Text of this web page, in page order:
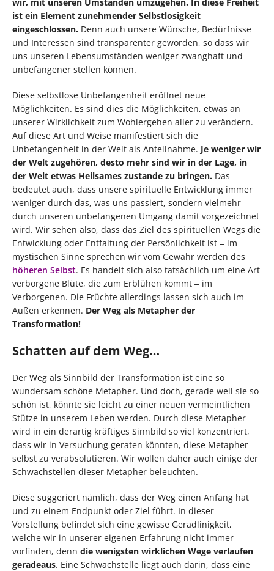
ist ein Element zunehmender Selbstlosigkeit
eingeschlossen. Denn auch unsere Wünsche, Bedürfnisse
und Interessen sind transparenter geworden, so dass wir
uns unseren Lebensumständen weniger zwanghaft und
unbefangener stellen können.
Diese selbstlose Unbefangenheit eröffnet neue
Möglichkeiten. Es sind dies die Möglichkeiten, etwas an
unserer Wirklichkeit zum Wohlergehen aller zu verändern.
Auf diese Art und Weise manifestiert sich die
Unbefangenheit in der Welt als Anteilnahme. Je weniger wir
der Welt zugehören, desto mehr sind wir in der Lage, in
der Welt etwas Heilsames zustande zu bringen. Das
bedeutet auch, dass unsere spirituelle Entwicklung immer
weniger durch das, was uns passiert, sondern vielmehr
durch unseren unbefangenen Umgang damit vorgezeichnet
wird. Wir sehen also, dass das Ziel des spirituellen Wegs die
Entwicklung oder Entfaltung der Persönlichkeit ist ‒ im
mystischen Sinne sprechen wir vom Gewahr werden des
höheren Selbst. Es handelt sich also tatsächlich um eine Art
verborgene Blüte, die zum Erblühen kommt ‒ im
Verborgenen. Die Früchte allerdings lassen sich auch im
Außen erkennen. Der Weg als Metapher der
Transformation!
Schatten auf dem Weg…
Der Weg als Sinnbild der Transformation ist eine so
wundersam schöne Metapher. Und doch, gerade weil sie so
schön ist, könnte sie leicht zu einer neuen vermeintlichen
Stütze in unserem Leben werden. Durch diese Metapher
wird in ein derartig kräftiges Sinnbild so viel konzentriert,
dass wir in Versuchung geraten könnten, diese Metapher
selbst zu verabsolutieren. Wir wollen daher auch einige der
Schwachstellen dieser Metapher beleuchten.
Diese suggeriert nämlich, dass der Weg einen Anfang hat
und zu einem Endpunkt oder Ziel führt. In dieser
Vorstellung befindet sich eine gewisse Geradlinigkeit,
welche wir in unserer eigenen Erfahrung nicht immer
vorfinden, denn die wenigsten wirklichen Wege verlaufen
geradeaus. Eine Schwachstelle liegt auch darin, dass eine